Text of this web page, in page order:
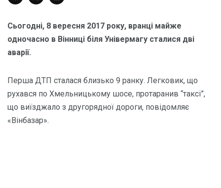
Сьогодні, 8 вересня 2017 року, вранці майже
одночасно в Вінниці біля Універмагу сталися дві
аварії.
Перша ДТП сталася близько 9 ранку. Легковик, що
рухався по Хмельницькому шосе, протаранив “таксі”,
що виїзджало з другорядної дороги, повідомляє
«Вінбазар».